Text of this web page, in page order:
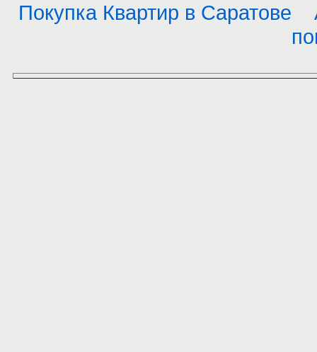
Покупка Квартир в Саратове